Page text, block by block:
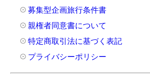
募集型企画旅行条件書
親権者同意書について
特定商取引法に基づく表記
プライバシーポリシー